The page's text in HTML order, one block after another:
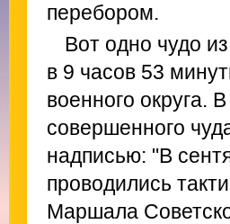
перебором.
Вот одно чудо
в 9 часов 53
военного округа.
совершенного
надписью: "В
проводились
Маршала